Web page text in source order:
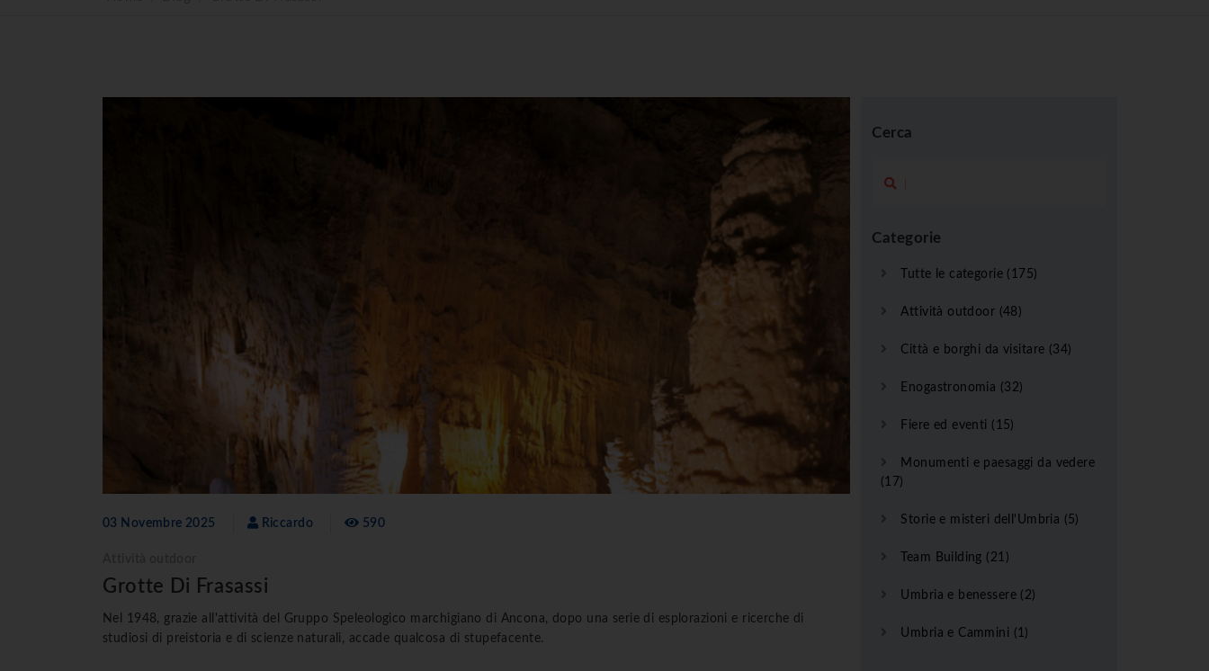
03 Novembre 2025 Riccardo 590
Grotte Di Frasassi
Nel 1948, grazie all'attività del Gruppo Speleologico marchigiano di Ancona, dopo una serie di esplorazioni e ricerche di
studiosi di preistoria e di scienze naturali, accade qualcosa di stupefacente.
Cerca
Categorie
Tutte le categorie (175)
Attività outdoor (48)
Città e borghi da visitare (34)
Enogastronomia (32)
Fiere ed eventi (15)
Monumenti e paesaggi da vedere
(17)
Storie e misteri dell'Umbria (5)
Team Building (21)
Umbria e benessere (2)
Umbria e Cammini (1)